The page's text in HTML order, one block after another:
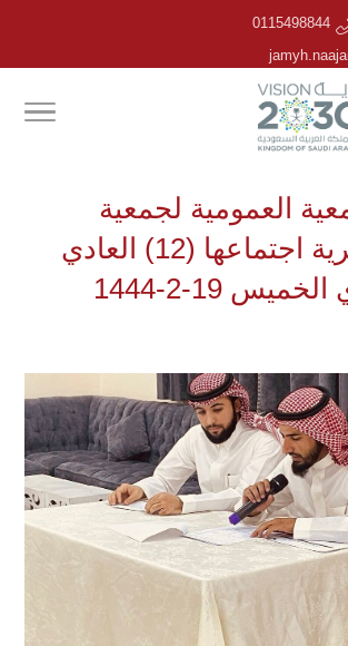
0115498844
العمومية لجمعية
نعجان الخيرية اجتماعها (12) العادي
19-2-1444